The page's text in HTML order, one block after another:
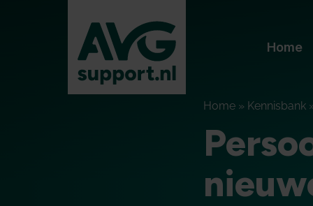
Home
Home » Kennisbank